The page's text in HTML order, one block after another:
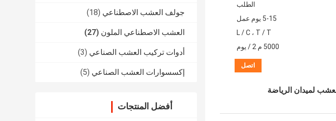
جولف العشب الاصطناعي (18)
العشب الاصطناعي الملون (27)
أدوات تركيب العشب الصناعي (3)
إكسسوارات العشب الصناعي (5)
أفضل المنتجات
الطلب
5-15 يوم عمل
L / C ، T / T
5000 م 2 / يوم
اتصل